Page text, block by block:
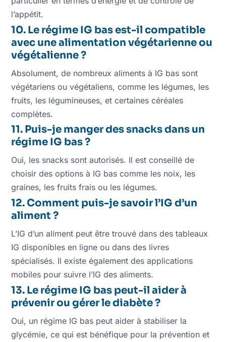
l’appétit.
10. Le régime IG bas est-il compatible
avec une alimentation végétarienne ou
végétalienne ?
Absolument, de nombreux aliments à IG bas sont
végétariens ou végétaliens, comme les légumes, les
fruits, les légumineuses, et certaines céréales
complètes.
11. Puis-je manger des snacks dans un
régime IG bas ?
Oui, les snacks sont autorisés. Il est conseillé de
choisir des options à IG bas comme les noix, les
graines, les fruits frais ou les légumes.
12. Comment puis-je savoir l’IG d’un
aliment ?
L’IG d’un aliment peut être trouvé dans des tableaux
IG disponibles en ligne ou dans des livres
spécialisés. Il existe également des applications
mobiles pour suivre l’IG des aliments.
13. Le régime IG bas peut-il aider à
prévenir ou gérer le diabète ?
Oui, un régime IG bas peut aider à stabiliser la
glycémie, ce qui est bénéfique pour la prévention et